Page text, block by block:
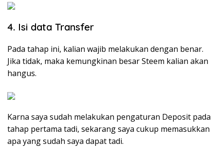
4. Isi data Transfer
Pada tahap ini, kalian wajib melakukan dengan benar.
Jika tidak, maka kemungkinan besar Steem kalian akan
hangus.
Karna saya sudah melakukan pengaturan Deposit pada
tahap pertama tadi, sekarang saya cukup memasukkan
apa yang sudah saya dapat tadi.